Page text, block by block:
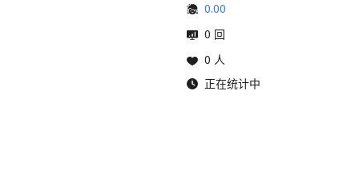
0.00
0 回
0 人
正在统计中